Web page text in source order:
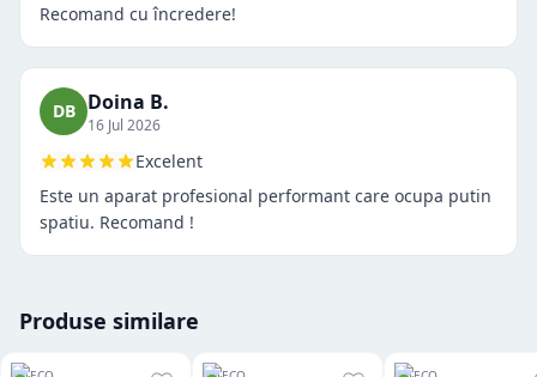
Recomand cu încredere!
DB Doina B.
16 Jul 2026
Excelent
Este un aparat profesional performant care ocupa putin
spatiu. Recomand !
Produse similare